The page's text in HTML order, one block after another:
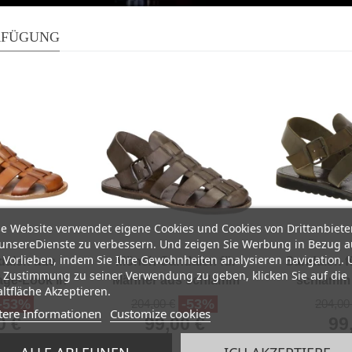
aus
Look in
€
Mönch-Sandalen für
Männer aus schlamm
Handgefertigt
99,00 €
Sandalen
Website verwendet eigene Cookies und Cookies von
zu verbessern. Und zeigen Sie Werbung in Bezug
indem Sie Ihre Gewohnheiten analysieren navigation.
zu seiner Verwendung zu geben, klicken Sie auf die
Akzeptieren.
Informationen Customize cookies